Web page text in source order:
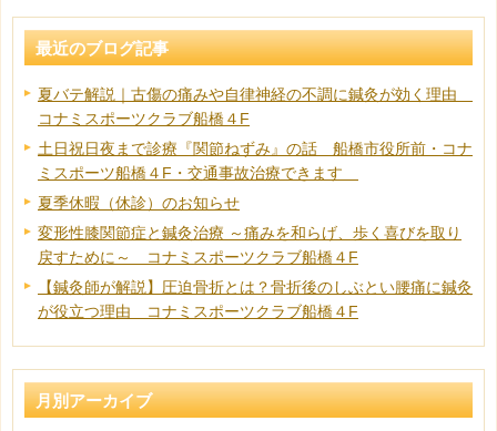
最近のブログ記事
夏バテ解説｜古傷の痛みや自律神経の不調に鍼灸が効く理由
コナミスポーツクラブ船橋４F
土日祝日夜まで診療『関節ねずみ』の話 船橋市役所前・コナ
ミスポーツ船橋４F・交通事故治療できます
夏季休暇（休診）のお知らせ
変形性膝関節症と鍼灸治療 ～痛みを和らげ、歩く喜びを取り
戻すために～ コナミスポーツクラブ船橋４F
【鍼灸師が解説】圧迫骨折とは？骨折後のしぶとい腰痛に鍼灸
が役立つ理由 コナミスポーツクラブ船橋４F
月別アーカイブ